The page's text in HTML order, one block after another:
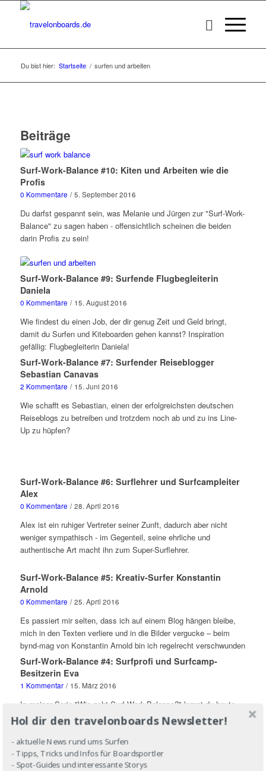
Du bist hier: Startseite / surfen und arbeiten
Beiträge
Surf-Work-Balance #10: Kiten und Arbeiten wie die
Profis
0 Kommentare / 5. September 2016
Du darfst gespannt sein, was Melanie und Jürgen zur "Surf-Work-
Balance" zu sagen haben - offensichtlich scheinen die beiden
darin Profis zu sein!
Surf-Work-Balance #9: Surfende Flugbegleiterin
Daniela
0 Kommentare / 15. August 2016
Wie findest du einen Job, der dir genug Zeit und Geld bringt,
damit du Surfen und Kiteboarden gehen kannst? Inspiration
gefällig: Flugbegleiterin Daniela!
Surf-Work-Balance #7: Surfender Reiseblogger
Sebastian Canavas
2 Kommentare / 15. Juni 2016
Wie schafft es Sebastian, einen der erfolgreichsten deutschen
Reiseblogs zu betreiben und trotzdem noch ab und zu ins Line-
Up zu hüpfen?
Surf-Work-Balance #6: Surflehrer und Surfcampleiter
Alex
0 Kommentare / 28. April 2016
Alex ist ein ruhiger Vertreter seiner Zunft, dadurch aber nicht
weniger sympathisch - im Gegenteil, seine ehrliche und
authentische Art macht ihn zum Super-Surflehrer.
Surf-Work-Balance #5: Kreativ-Surfer Konstantin
Arnold
0 Kommentare / 25. April 2016
Es passiert mir selten, dass ich auf einem Blog hängen bleibe,
mich in den Texten verliere und in die Bilder vergucke – beim
bynd-mag von Konstantin Arnold bin ich regelrecht verschwunden
Surf-Work-Balance #4: Surfprofi und Surfcamp-
Besitzerin Eva
1 Kommentar / 15. März 2016
In meiner Serie "Wie geht Surf-Work-Balance?" lernst du heute
die Profisurferin und Surfcampbesitzerin Eva kennen - eine der
ersten deutschen Wellenreiterin überhaupt!
Hol dir den travelonboards Newsletter!
- aktuelle News rund ums Surfen
- Tipps, Tricks und Infos für Boardsportler
- Spot-Guides und interessante Storys